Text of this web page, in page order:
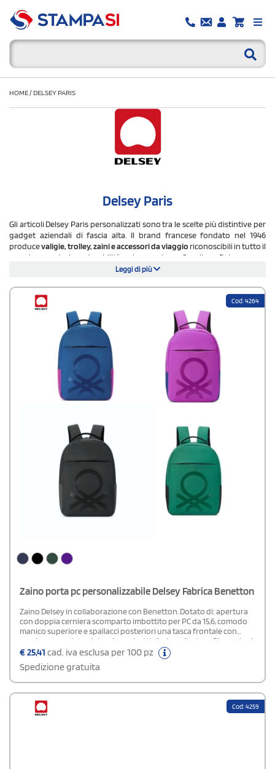
HOME/DELSEY PARIS
Delsey Paris
Gli articoli Delsey Paris personalizzati sono tra le scelte più distintive per
gadget aziendali di fascia alta. Il brand francese fondato nel 1946
producevaligie, trolley, zaini e accessori da viaggio riconoscibili in tutto il
mondo per design, durabilità e innovazione. Scegliere Delsey come
omaggio promozionale significa associare il proprio brand a un marchio
Il catalogo StampaSi copre l'intera gamma Delsey: dagli zaini porta PC
personalizzabili - incluse le collaborazioni Delsey x Benetton - ai
personalizzabilida cabina e stiva, fino ai beauty case e ai borsoni da
viaggio. Prezzi a partire da 25,41 euro per 100 pz, spedizione gratuita su
Continua a leggere...
Leggi di più
Cod: 4264
Zaino porta pc personalizzabile Delsey Fabrica Benetton
Zaino Delsey in collaborazione con Benetton. Dotato di: apertura
con doppia cerniera scomparto imbottito per PC da 15,6, comodo
manico superiore e spallacci posteriori una tasca frontale con
cerniera e una tasca laterale per bottiglia. In poliestere. Dimensioni:
cm 44x30x15.
€25,41 cad. iva esclusa per 100 pz
Spedizione gratuita
Cod: 4259